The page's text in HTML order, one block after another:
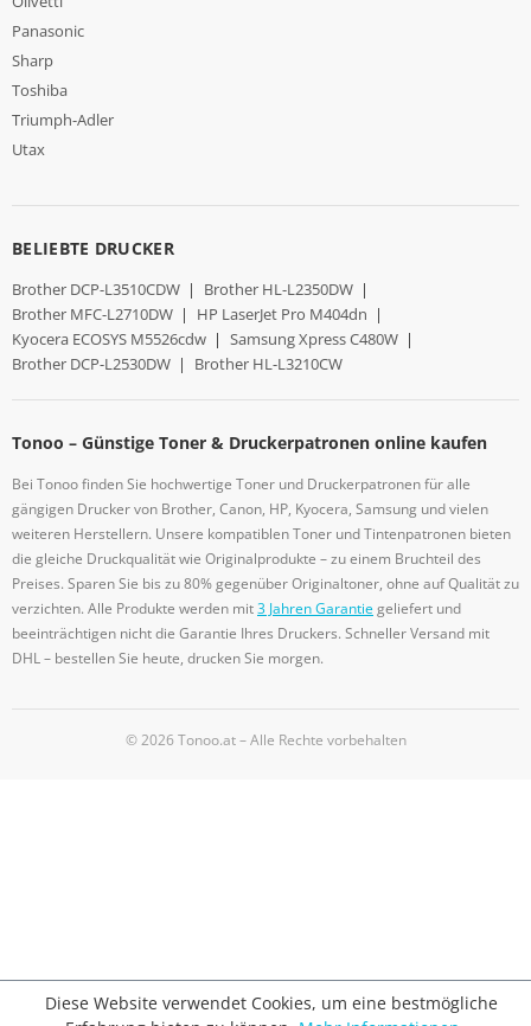
Panasonic
Sharp
Toshiba
Triumph-Adler
Utax
BELIEBTE DRUCKER
Brother DCP-L3510CDW | Brother HL-L2350DW |
Brother MFC-L2710DW | HP LaserJet Pro M404dn |
Kyocera ECOSYS M5526cdw | Samsung Xpress C480W |
Brother DCP-L2530DW | Brother HL-L3210CW
Tonoo – Günstige Toner & Druckerpatronen online kaufen
Bei Tonoo finden Sie hochwertige Toner und Druckerpatronen für alle
gängigen Drucker von Brother, Canon, HP, Kyocera, Samsung und vielen
weiteren Herstellern. Unsere kompatiblen Toner und Tintenpatronen bieten
die gleiche Druckqualität wie Originalprodukte – zu einem Bruchteil des
Preises. Sparen Sie bis zu 80% gegenüber Originaltoner, ohne auf Qualität zu
verzichten. Alle Produkte werden mit3 Jahren Garantiegeliefert und
beeinträchtigen nicht die Garantie Ihres Druckers. Schneller Versand mit
DHL – bestellen Sie heute, drucken Sie morgen.
© 2026 Tonoo.at – Alle Rechte vorbehalten
Diese Website verwendet Cookies, um eine bestmögliche